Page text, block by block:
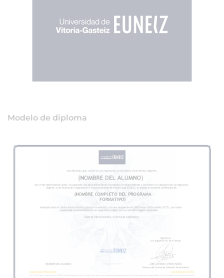
Modelo de diploma